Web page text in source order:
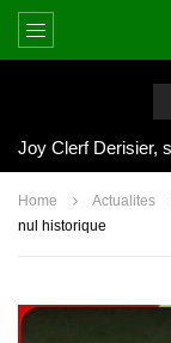
Home Actualites
nul historique